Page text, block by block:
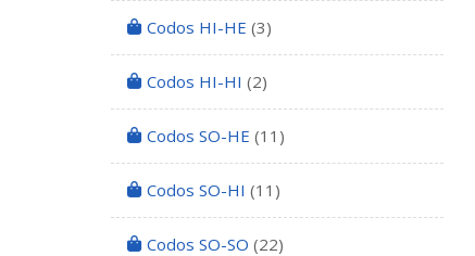
Codos HI-HE (3)
Codos HI-HI (2)
Codos SO-HE (11)
Codos SO-HI (11)
Codos SO-SO (22)